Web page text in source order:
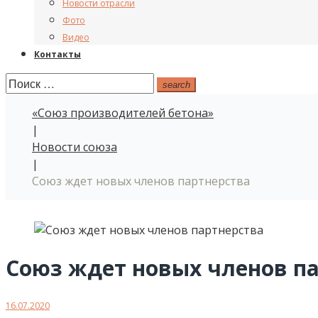
Новости отрасли
Фото
Видео
Контакты
Поиск: search
«Союз производителей бетона»
|
Новости союза
|
Союз ждет новых членов партнерства
Союз ждет новых членов
16.07.2020